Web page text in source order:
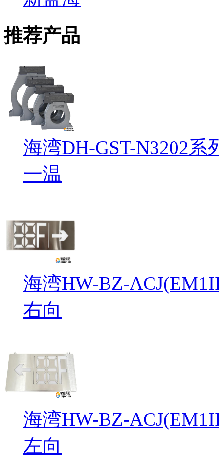
推荐产品
海湾DH-GST-N3202
一温
海湾HW-BZ-
右向
海湾HW-BZ-
左向